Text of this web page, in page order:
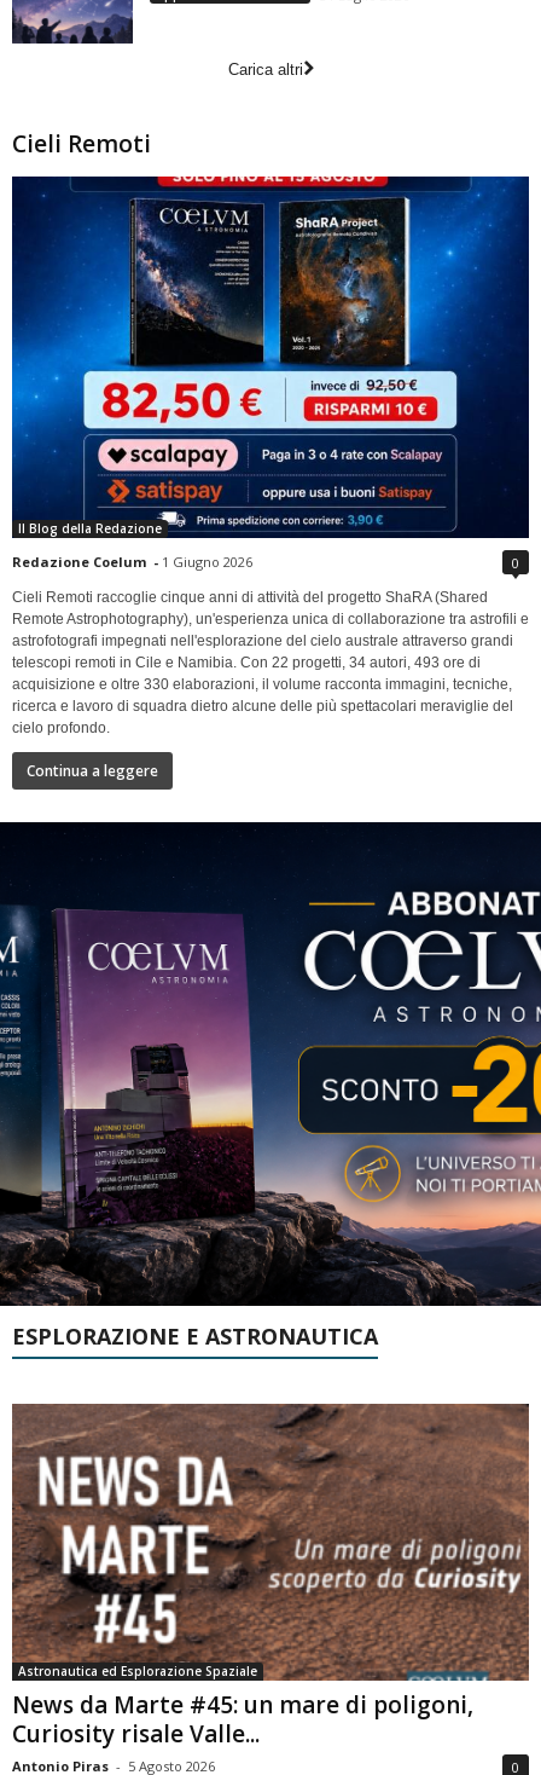
Carica altri
Cieli Remoti
Il Blog della Redazione
Redazione Coelum - 1 Giugno 2026 0
Cieli Remoti raccoglie cinque anni di attività del progetto ShaRA (Shared
Remote Astrophotography), un'esperienza unica di collaborazione tra astrofili e
astrofotografi impegnati nell'esplorazione del cielo australe attraverso grandi
telescopi remoti in Cile e Namibia. Con 22 progetti, 34 autori, 493 ore di
acquisizione e oltre 330 elaborazioni, il volume racconta immagini, tecniche,
ricerca e lavoro di squadra dietro alcune delle più spettacolari meraviglie del
cielo profondo.
Continua a leggere
ESPLORAZIONE E ASTRONAUTICA
Astronautica ed Esplorazione Spaziale
News da Marte #45: un mare di poligoni,
Curiosity risale Valle...
Antonio Piras - 5 Agosto 2026 0